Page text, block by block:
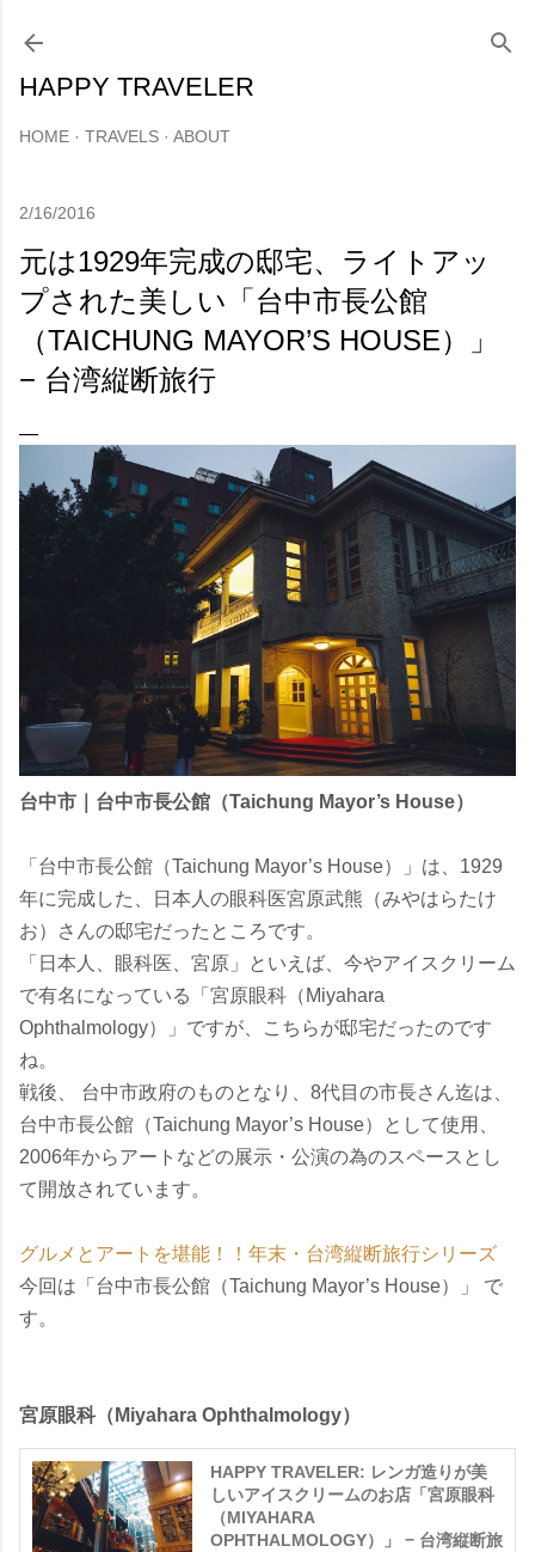
HAPPY TRAVELER
HOME TRAVELS ABOUT
2/16/2016
元は1929年完成の邸宅、ライトアッ
プされた美しい「台中市長公館
（TAICHUNG MAYOR’S HOUSE）」
− 台湾縦断旅行
台中市｜台中市長公館（Taichung Mayor’s House）
「台中市長公館（Taichung Mayor’s House）」は、1929
年に完成した、日本人の眼科医宮原武熊（みやはらたけ
お）さんの邸宅だったところです。
「日本人、眼科医、宮原」といえば、今やアイスクリーム
で有名になっている「宮原眼科（Miyahara
Ophthalmology）」ですが、こちらが邸宅だったのです
ね。
戦後、 台中市政府のものとなり、8代目の市長さん迄は、
台中市長公館（Taichung Mayor’s House）として使用、
2006年からアートなどの展示・公演の為のスペースとし
て開放されています。
グルメとアートを堪能！！年末・台湾縦断旅行シリーズ
今回は「台中市長公館（Taichung Mayor’s House）」 で
す。
宮原眼科（Miyahara Ophthalmology）
HAPPY TRAVELER: レンガ造りが美
しいアイスクリームのお店「宮原眼科
（MIYAHARA
OPHTHALMOLOGY）」 − 台湾縦断旅